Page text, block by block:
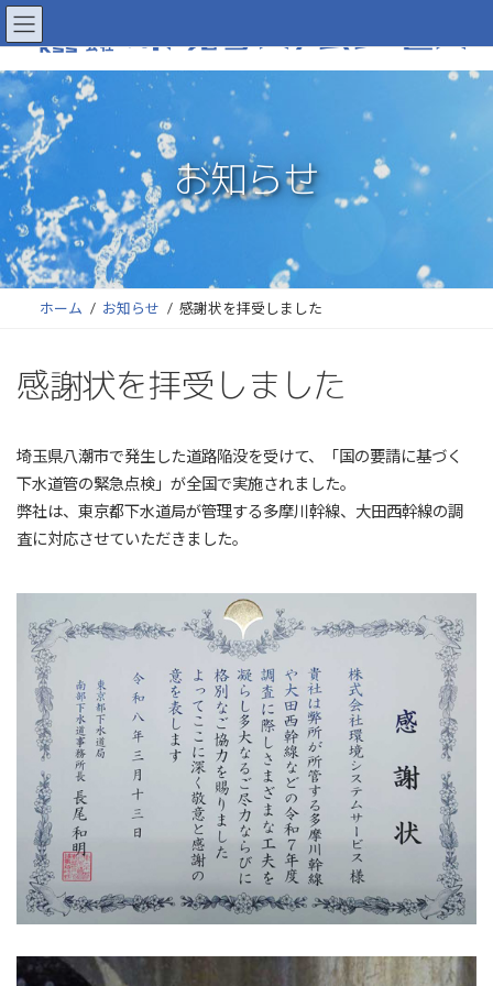
コ
ン
テ
ン
ツ
へ
ス
キ
プ
ナ
ビ
ゲ
ー
シ
ョ
ン
に
動
お知らせ
ホーム お知らせ 感謝状を拝受しました
感謝状を拝受しました
埼玉県八潮市で発生した道路陥没を受けて、「国の要請に基づく
下水道管の緊急点検」が全国で実施されました。
弊社は、東京都下水道局が管理する多摩川幹線、大田西幹線の調
査に対応させていただきました。